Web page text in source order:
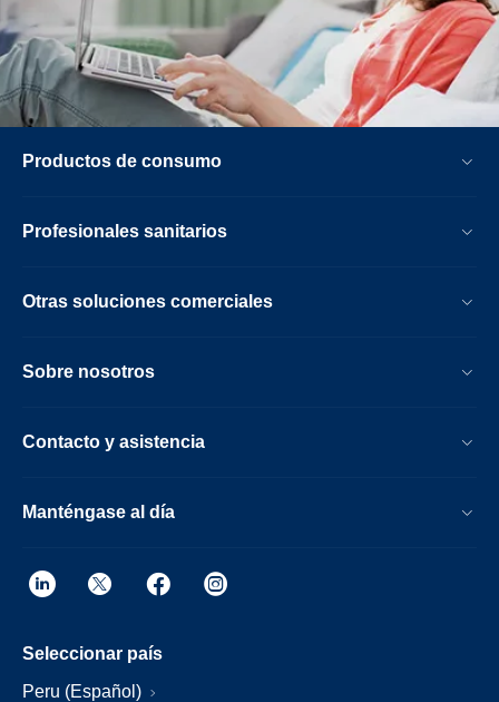
Productos de consumo
Profesionales sanitarios
Otras soluciones comerciales
Sobre nosotros
Contacto y asistencia
Manténgase al día
Seleccionar país
Peru (Español)